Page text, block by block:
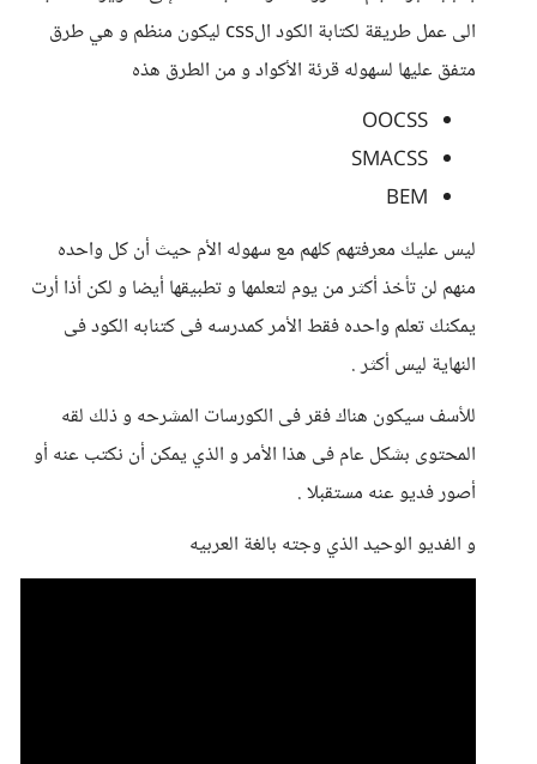
الى عمل طريقة لكتابة الكود الcss ليكون منظم و هي طرق
متفق عليها لسهوله قرئة الأكواد و من الطرق هذه
OOCSS
SMACSS
BEM
ليس عليك معرفتهم كلهم مع سهوله الأم حيث أن كل واحده
منهم لن تأخذ أكثر من يوم لتعلمها و تطبيقها أيضا و لكن أذا أرت
يمكنك تعلم واحده فقط الأمر كمدرسه فى كتنابه الكود فى
النهاية ليس أكثر .
للأسف سيكون هناك فقر فى الكورسات المشرحه و ذلك لقه
المحتوى بشكل عام فى هذا الأمر و الذي يمكن أن نكتب عنه أو
أصور فديو عنه مستقبلا .
و الفديو الوحيد الذي وجته بالغة العربيه